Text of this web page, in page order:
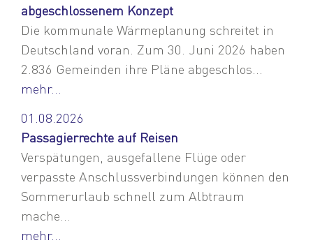
abgeschlossenem Konzept
Die kommunale Wärmeplanung schreitet in
Deutschland voran. Zum 30. Juni 2026 haben
2.836 Gemeinden ihre Pläne abgeschlos...
mehr...
01.08.2026
Passagierrechte auf Reisen
Verspätungen, ausgefallene Flüge oder
verpasste Anschlussverbindungen können den
Sommerurlaub schnell zum Albtraum
mache...
mehr...